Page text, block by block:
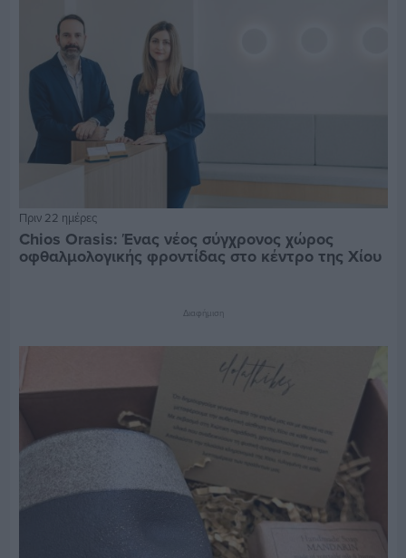
Πριν 22 ημέρες
Chios Orasis: Ένας νέος σύγχρονος χώρος
οφθαλμολογικής φροντίδας στο κέντρο της Χίου
Διαφήμιση